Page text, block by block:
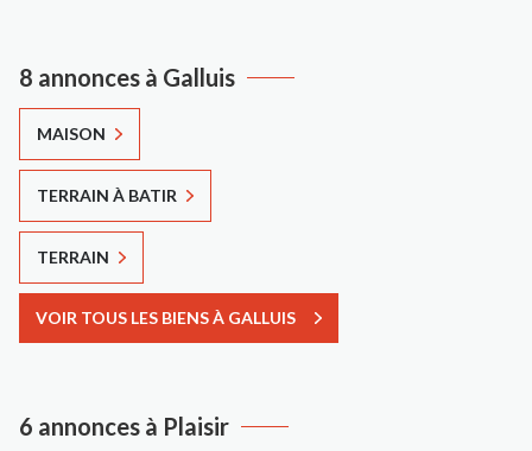
8 annonces à Galluis
MAISON
TERRAIN À BATIR
TERRAIN
VOIR TOUS LES BIENS À GALLUIS
6 annonces à Plaisir